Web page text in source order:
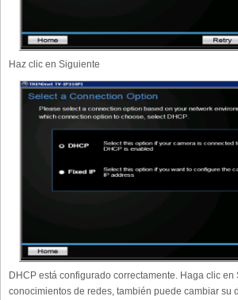
Haz clic en Siguiente
DHCP está configurado correctamente. Haga clic en
conocimientos de redes, también puede cambiar su